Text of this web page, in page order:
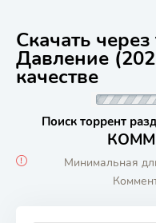
Скачать
Давление
качестве
Поиск торрент
Минимальная